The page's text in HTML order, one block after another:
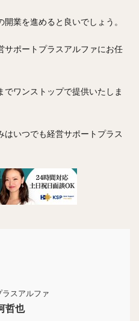
業を進めると良いでしょう。
サポートプラスアルファにお任
ワンストップで提供いたしま
いつでも経営サポートプラス
スアルファ
哲也